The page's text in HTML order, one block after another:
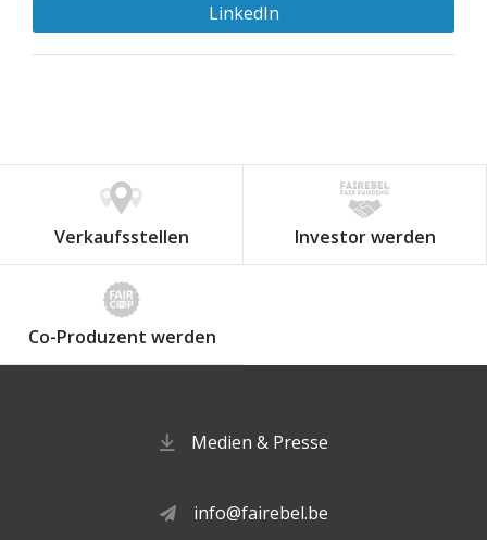
LinkedIn
Verkaufsstellen Investor werden
Co-Produzent werden
Medien & Presse
info@fairebel.be